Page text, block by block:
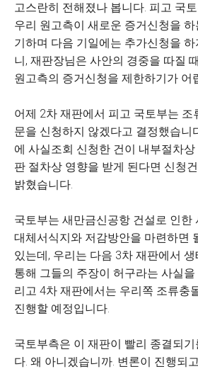
고스란히 전해졌나 봅니다. 피고 국
우리 원고측이 새로운 증거신청을
기하며 다음 기일에는 추가신청을
니, 재판장님은 사안의 경중을 따질
원고측의 증거신청을 제한하기가 어
어제 2차 재판에서 피고 국토부는 조
문을 신청하지 않겠다고 결정했습니
에 사실조회 신청한 건이 내부절차
판 절차상 영향을 받게 된다면 신청
밝혔습니다.
국토부는 새만금신공항 건설로 인한
대체서식지와 저감방안을 마련하면
있는데, 우리는 다음 3차 재판에서
통해 그들의 주장이 허구라는 사실
리고 4차 재판에서는 우리쪽 조류충
진행할 예정입니다.
국토부측은 이 재판이 빨리 종결되
다. 왜 아니겠습니까. 변론이 진행되